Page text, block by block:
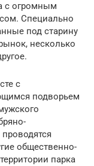
с огромным
Специально
под старину
несколько
с
подворьем
общественно-
парка